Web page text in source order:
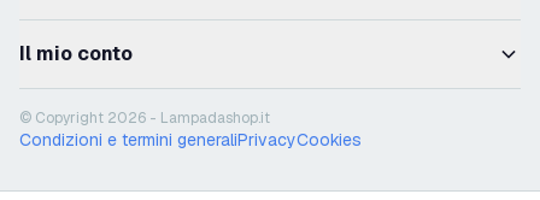
Il mio conto
© Copyright 2026 - Lampadashop.it
Condizioni e termini generaliPrivacyCookies